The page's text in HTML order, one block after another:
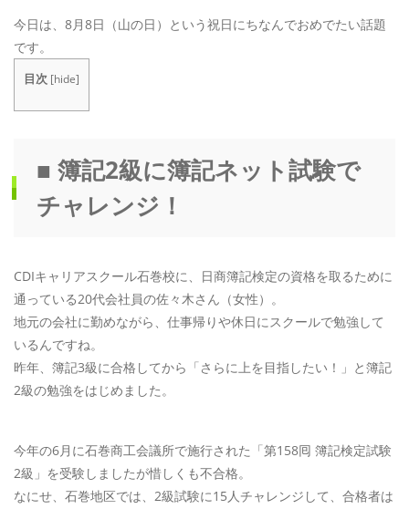
今日は、8月8日（山の日）という祝日にちなんでおめでたい話題
です。
目次 [hide]
■ 簿記2級に簿記ネット試験で
チャレンジ！
CDIキャリアスクール石巻校に、日商簿記検定の資格を取るために
通っている20代会社員の佐々木さん（女性）。
地元の会社に勤めながら、仕事帰りや休日にスクールで勉強して
いるんですね。
昨年、簿記3級に合格してから「さらに上を目指したい！」と簿記
2級の勉強をはじめました。
今年の6月に石巻商工会議所で施行された「第158囘 簿記検定試験
2級」を受験しましたが惜しくも不合格。
なにせ、石巻地区では、2級試験に15人チャレンジして、合格者は